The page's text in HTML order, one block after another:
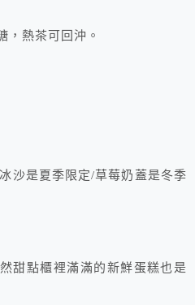
，熱茶可回沖。
沙是夏季限定/草莓奶蓋是冬季
甜點櫃裡滿滿的新鮮蛋糕也是